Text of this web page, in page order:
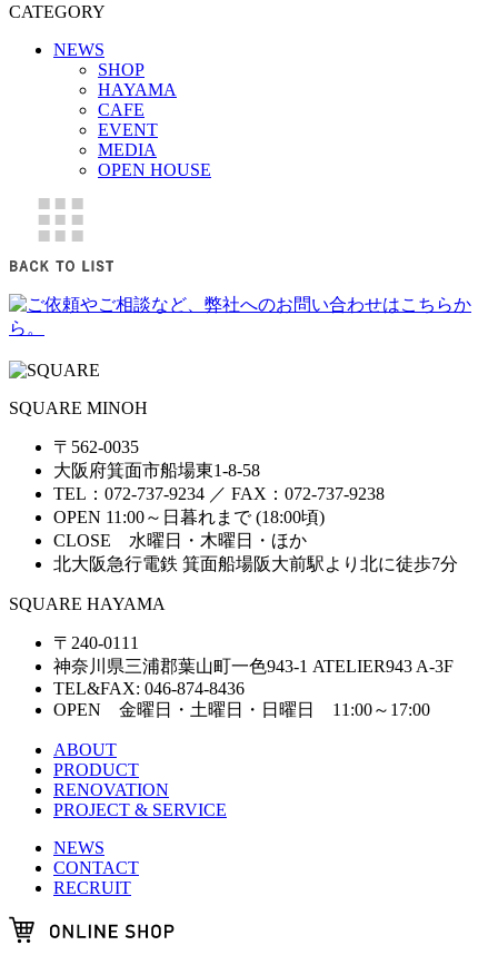
CATEGORY
NEWS
SHOP
HAYAMA
CAFE
EVENT
MEDIA
OPEN HOUSE
SQUARE MINOH
〒562-0035
大阪府箕面市船場東1-8-58
TEL：072-737-9234 ／ FAX：072-737-9238
OPEN 11:00～日暮れまで (18:00頃)
CLOSE 水曜日・木曜日・ほか
北大阪急行電鉄 箕面船場阪大前駅より北に徒歩7分
SQUARE HAYAMA
〒240-0111
神奈川県三浦郡葉山町一色943-1 ATELIER943 A-3F
TEL&FAX: 046-874-8436
OPEN 金曜日・土曜日・日曜日 11:00～17:00
ABOUT
PRODUCT
RENOVATION
PROJECT & SERVICE
NEWS
CONTACT
RECRUIT